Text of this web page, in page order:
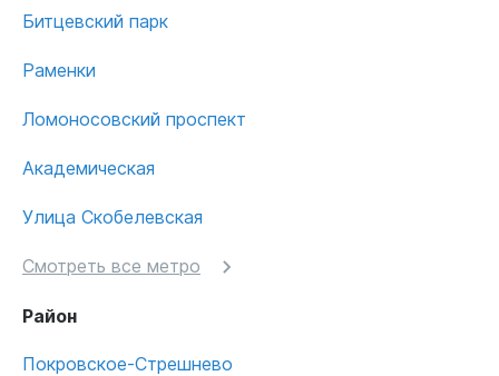
Битцевский парк
Раменки
Ломоносовский проспект
Академическая
Улица Скобелевская
Смотреть все метро
Район
Покровское-Стрешнево